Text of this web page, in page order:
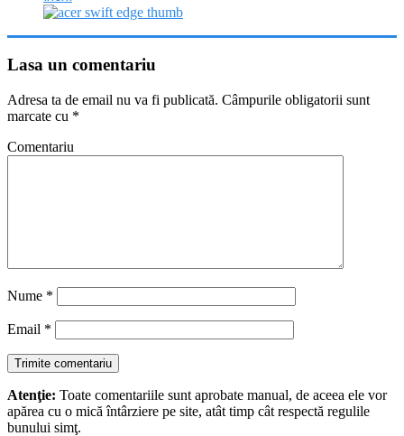
Lasa un comentariu
Adresa ta de email nu va fi publicată. Câmpurile obligatorii sunt
marcate cu *
Comentariu
Nume *
Email *
Atenţie: Toate comentariile sunt aprobate manual, de aceea ele vor
apărea cu o mică întârziere pe site, atât timp cât respectă regulile
bunului simţ.